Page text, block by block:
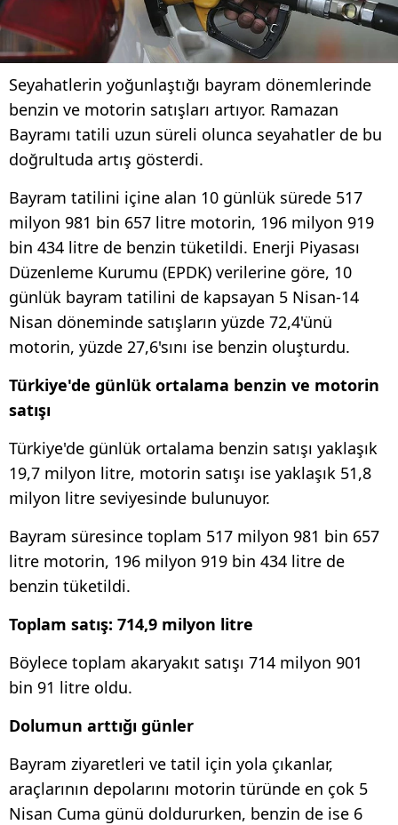
Seyahatlerin yoğunlaştığı bayram dönemlerinde
benzin ve motorin satışları artıyor. Ramazan
Bayramı tatili uzun süreli olunca seyahatler de bu
doğrultuda artış gösterdi.
Bayram tatilini içine alan 10 günlük sürede 517
milyon 981 bin 657 litre motorin, 196 milyon 919
bin 434 litre de benzin tüketildi. Enerji Piyasası
Düzenleme Kurumu (EPDK) verilerine göre, 10
günlük bayram tatilini de kapsayan 5 Nisan-14
Nisan döneminde satışların yüzde 72,4'ünü
motorin, yüzde 27,6'sını ise benzin oluşturdu.
Türkiye'de günlük ortalama benzin ve motorin
satışı
Türkiye'de günlük ortalama benzin satışı yaklaşık
19,7 milyon litre, motorin satışı ise yaklaşık 51,8
milyon litre seviyesinde bulunuyor.
Bayram süresince toplam 517 milyon 981 bin 657
litre motorin, 196 milyon 919 bin 434 litre de
benzin tüketildi.
Toplam satış: 714,9 milyon litre
Böylece toplam akaryakıt satışı 714 milyon 901
bin 91 litre oldu.
Dolumun arttığı günler
Bayram ziyaretleri ve tatil için yola çıkanlar,
araçlarının depolarını motorin türünde en çok 5
Nisan Cuma günü doldururken, benzin de ise 6